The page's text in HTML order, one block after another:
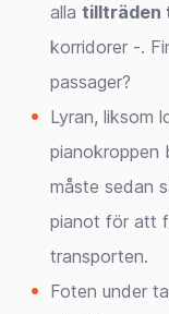
alla tillträden
korridorer -.
passager?
Lyran, liksom
pianokroppen
måste sedan
pianot för att
transporten.
Foten under